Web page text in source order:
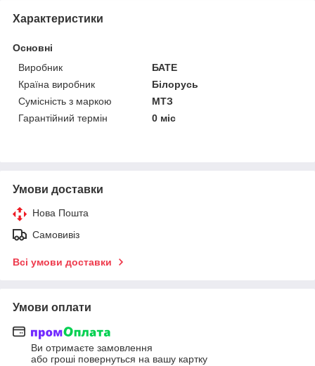
Характеристики
Основні
Виробник
БАТЕ
Країна виробник
Білорусь
Сумісність з маркою
МТЗ
Гарантійний термін
0 міс
Умови доставки
Нова Пошта
Самовивіз
Всі умови доставки
Умови оплати
Ви отримаєте замовлення
або гроші повернуться на вашу картку